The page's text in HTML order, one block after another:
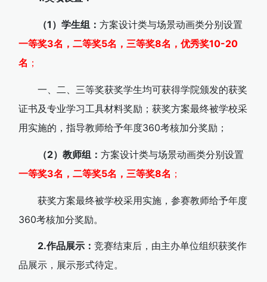
（1）学生组： 方案设计类与场景动画类分别设置
一等奖3名，二等奖5名，三等奖8名，优秀奖10-20
名 ；
一、二、三等奖获奖学生均可获得学院颁发的获奖
证书及专业学习工具材料奖励；获奖方案最终被学校采
用实施的，指导教师给予年度360考核加分奖励；
（2）教师组： 方案设计类与场景动画类分别设置
一等奖3名，二等奖5名，三等奖8名 ；
获奖方案最终被学校采用实施，参赛教师给予年度
360考核加分奖励。
2.作品展示： 竞赛结束后，由主办单位组织获奖作
品展示，展示形式待定。